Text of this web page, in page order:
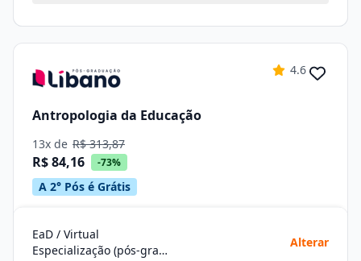
4.6
Antropologia da Educação
13x de R$ 313,87
R$ 84,16 -73%
A 2° Pós é Grátis
EaD / Virtual
Especialização (pós-graduação)
Alterar